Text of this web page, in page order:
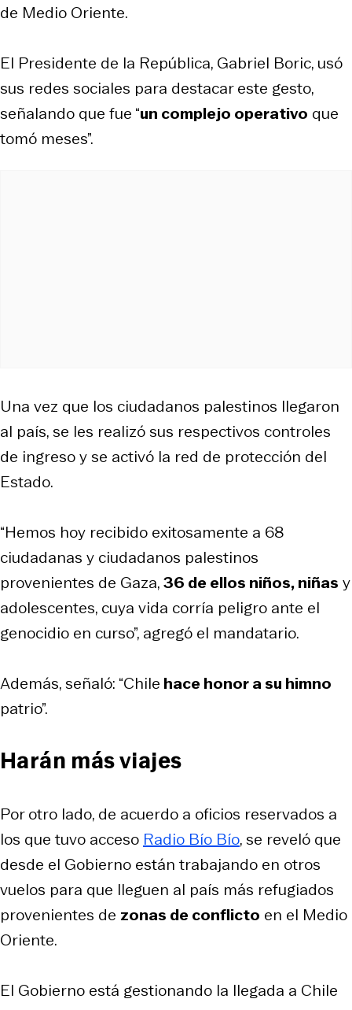
de Medio Oriente.
El Presidente de la República, Gabriel Boric, usó
sus redes sociales para destacar este gesto,
señalando que fue “un complejo operativo que
tomó meses”.
Una vez que los ciudadanos palestinos llegaron
al país, se les realizó sus respectivos controles
de ingreso y se activó la red de protección del
Estado.
“Hemos hoy recibido exitosamente a 68
ciudadanas y ciudadanos palestinos
provenientes de Gaza,36 de ellos niños, niñas y
adolescentes, cuya vida corría peligro ante el
genocidio en curso”, agregó el mandatario.
Además, señaló: “Chile hace honor a su himno
patrio”.
Harán más viajes
Por otro lado, de acuerdo a oficios reservados a
los que tuvo acceso Radio Bío Bío, se reveló que
desde el Gobierno están trabajando en otros
vuelos para que lleguen al país más refugiados
provenientes de zonas de conflicto en el Medio
Oriente.
El Gobierno está gestionando la llegada a Chile